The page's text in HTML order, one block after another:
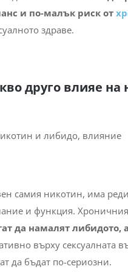
и по-малък риск от
здраве.
друго влияе на
самия никотин, има
и функция.
да намалят
върху сексуалната
да бъдат по-сериозни.